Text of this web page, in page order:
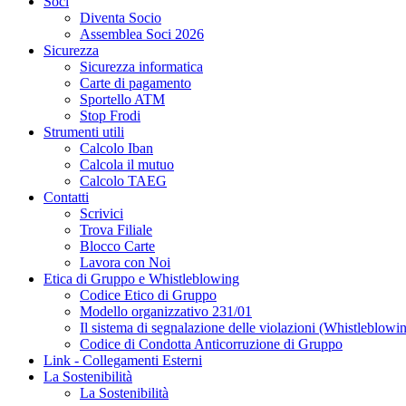
Diventa Socio
Assemblea Soci 2026
Sicurezza
Sicurezza informatica
Carte di pagamento
Sportello ATM
Stop Frodi
Strumenti utili
Calcolo Iban
Calcola il mutuo
Calcolo TAEG
Contatti
Scrivici
Trova Filiale
Blocco Carte
Lavora con Noi
Etica di Gruppo e Whistleblowing
Codice Etico di Gruppo
Modello organizzativo 231/01
Il sistema di segnalazione delle violazioni
Codice di Condotta Anticorruzione di Gruppo
Link - Collegamenti Esterni
La Sostenibilità
La Sostenibilità